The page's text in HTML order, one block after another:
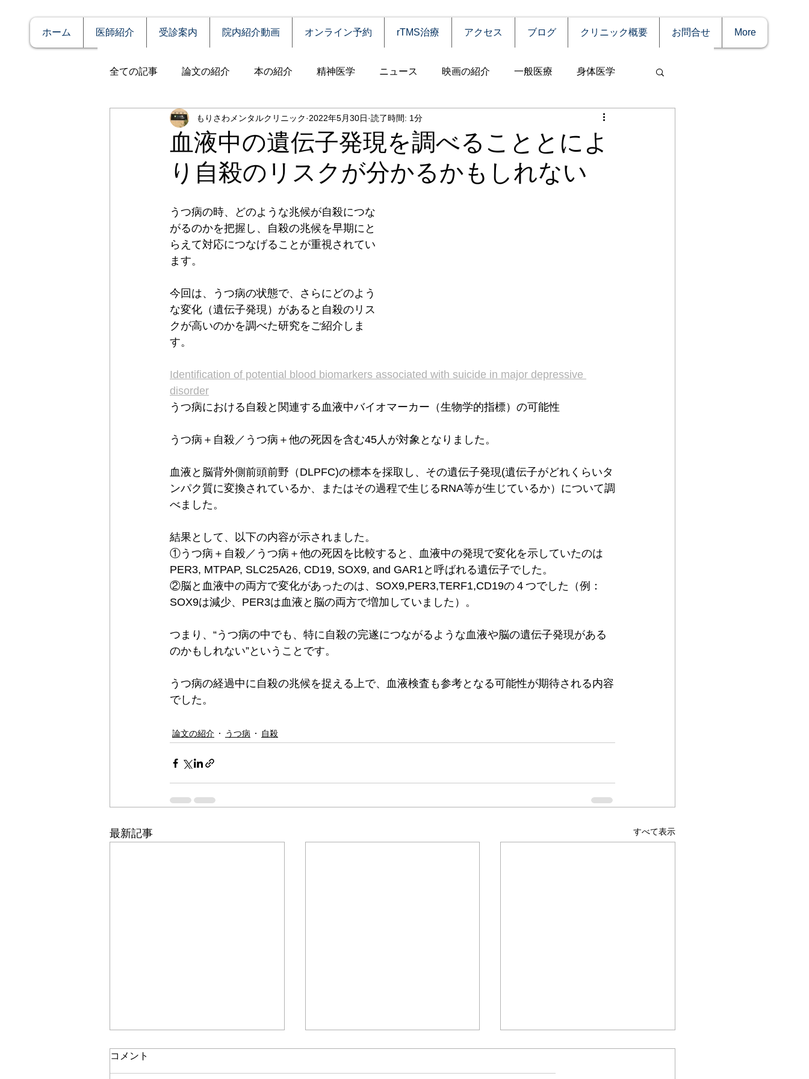
ホーム 医師紹介 受診案内 院内紹介動画 オンライン予約 rTMS治療 アクセス ブログ クリニック概要 お問合せ More
全ての記事 論文の紹介 本の紹介 精神医学 ニュース 映画の紹介 一般医療 身体医学
症例報告 発達障害 自殺 認知症 うつ病
アルコール依存（乱用） 統合失調症 児童思春期 神経疾患 高齢者 食事 妊娠
全般性不安障害 パニック障害 摂食障害 強迫性障害
PTSD（心的外傷後ストレス障害）
血液中の遺伝子発現を調べることとによ
り自殺のリスクが分かるかもしれない
もりさわメンタルクリニック 2022年5月30日 読了時間: 1分
うつ病の時、どのような兆候が自殺につな
がるのかを把握し、自殺の兆候を早期にと
らえて対応につなげることが重視されてい
ます。
今回は、うつ病の状態で、さらにどのよう
な変化（遺伝子発現）があると自殺のリス
クが高いのかを調べた研究をご紹介しま
す。
Identification of potential blood biomarkers associated with suicide in major depressive
disorder
うつ病における自殺と関連する血液中バイオマーカー（生物学的指標）の可能性
うつ病＋自殺／うつ病＋他の死因を含む45人が対象となりました。
血液と脳背外側前頭前野（DLPFC)の標本を採取し、その遺伝子発現(遺伝子がどれくらいタ
ンパク質に変換されているか、またはその過程で生じるRNA等が生じているか）について調
べました。
結果として、以下の内容が示されました。
①うつ病＋自殺／うつ病＋他の死因を比較すると、血液中の発現で変化を示していたのは
PER3, MTPAP, SLC25A26, CD19, SOX9, and GAR1と呼ばれる遺伝子でした。
②脳と血液中の両方で変化があったのは、SOX9,PER3,TERF1,CD19の４つでした（例：
SOX9は減少、PER3は血液と脳の両方で増加していました）。
つまり、“うつ病の中でも、特に自殺の完遂につながるような血液や脳の遺伝子発現がある
のかもしれない”ということです。
うつ病の経過中に自殺の兆候を捉える上で、血液検査も参考となる可能性が期待される内容
でした。
論文の紹介 うつ病 自殺
最新記事 すべて表示
コメント